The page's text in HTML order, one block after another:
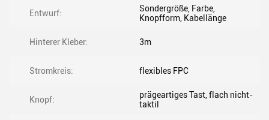
Entwurf:
Sondergröße, Farbe,
Knopfform, Kabellänge
Hinterer Kleber: 3m
Stromkreis: flexibles FPC
Knopf:
prägeartiges Tast, flach nicht-
taktil